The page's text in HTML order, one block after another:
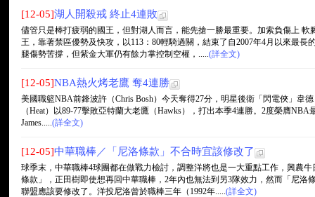
[12-05]湖人開殺戒 終止4連敗
儘管只是棒打疲弱的國王，但對湖人而言，能先搶一勝最重要。加索負傷上
王，靠著禁區優勢及快攻，以113：80輕騎過關，結束了自2007年4月以來最長
腿傷勢苦撐，但紫金大軍仍有餘力掌控制空權，.....(詳全文)
[12-05]NBA熱火烤老鷹 奪4連勝
美國職籃NBA前鋒波許（Chris Bosh）今天奪得27分，明星後衛「閃電俠」韋
（Heat）以89-77擊敗亞特蘭大老鷹（Hawks），打出本季4連勝。2度榮膺
James.....(詳全文)
[12-05]中華職棒／「尼洛條款」不合時宜該修改了
球季末，中華職棒4球團都在做戰力檢討，調整洋將也是一大重點工作，興農
條款」，正田樹即使想再回中華職棒，2年內也無法到另3隊效力，然而「尼洛
聯盟應該要修改了。洋投尼洛曾於職棒三年（1992年.....(詳全文)